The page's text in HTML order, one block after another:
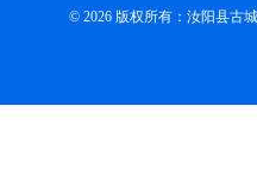
© 2026 版权所有：汝阳县古